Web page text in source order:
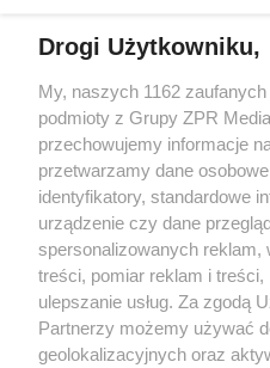
Żaden utwór zamieszczony w
rozpowszechniany lub dalej
tym także elektroniczny lub
eksploatacji w jakiejkolwiek formie,
bez pisemnej zgody właściciela
wykorzystanie utworów w całości
bez właściwej zgody, jest
prawnie.
Drogi Użytkowniku,
My, naszych 1162
podmioty z Grupy ZPR
przechowujemy informacje
przetwarzamy dane
identyfikatory, standardowe
urządzenie czy dane
spersonalizowanych
treści, pomiar reklam i treści,
ulepszanie usług. Za zgodą
Partnerzy możemy używać
geolokalizacyjnych oraz